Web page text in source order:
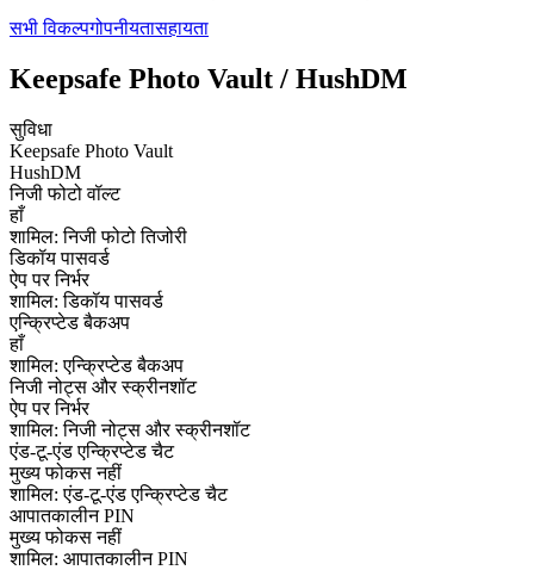
सभी विकल्पगोपनीयतासहायता
Keepsafe Photo Vault / HushDM
सुविधा
Keepsafe Photo Vault
HushDM
निजी फोटो वॉल्ट
हाँ
शामिल: निजी फोटो तिजोरी
डिकॉय पासवर्ड
ऐप पर निर्भर
शामिल: डिकॉय पासवर्ड
एन्क्रिप्टेड बैकअप
हाँ
शामिल: एन्क्रिप्टेड बैकअप
निजी नोट्स और स्क्रीनशॉट
ऐप पर निर्भर
शामिल: निजी नोट्स और स्क्रीनशॉट
एंड-टू-एंड एन्क्रिप्टेड चैट
मुख्य फोकस नहीं
शामिल: एंड-टू-एंड एन्क्रिप्टेड चैट
आपातकालीन PIN
मुख्य फोकस नहीं
शामिल: आपातकालीन PIN